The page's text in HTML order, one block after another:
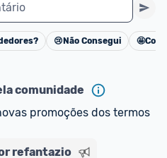
Cancelar
😢 Não Consegui 🤩
comunidade
promoções dos termos
metaphor refantazio